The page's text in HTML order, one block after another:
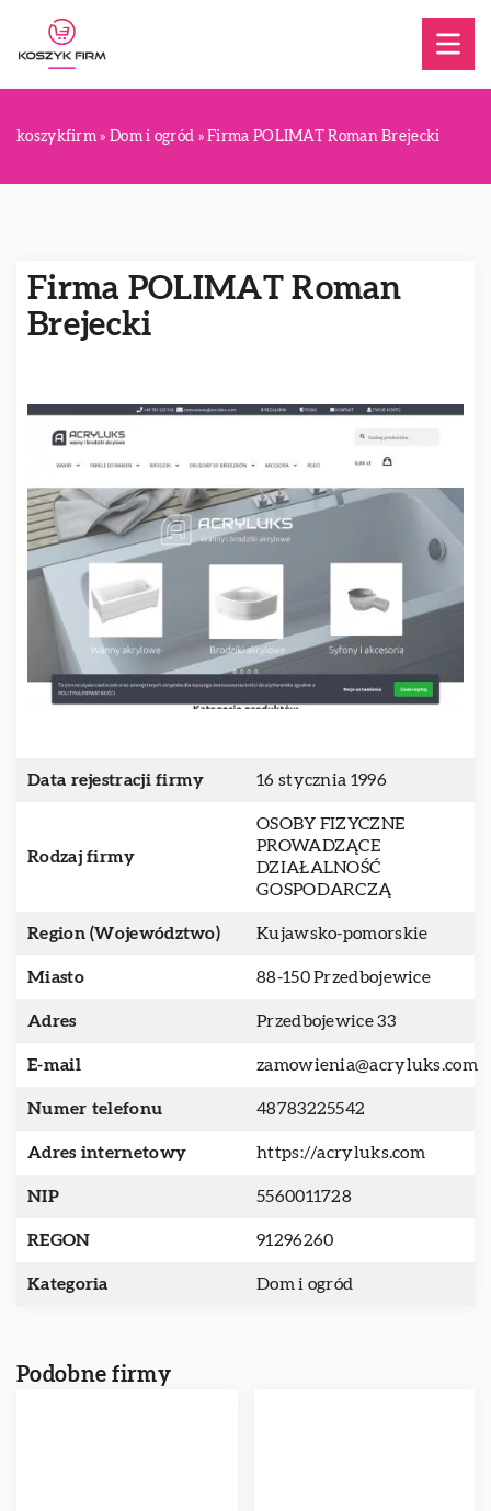
koszykfirm » Dom i ogród »Firma POLIMAT Roman Brejecki
Firma POLIMAT Roman
Brejecki
Data rejestracji firmy 16 stycznia 1996
Rodzaj firmy
OSOBY FIZYCZNE
PROWADZĄCE
DZIAŁALNOŚĆ
GOSPODARCZĄ
Region (Województwo) Kujawsko-pomorskie
Miasto 88-150 Przedbojewice
Adres Przedbojewice 33
E-mail zamowienia@acryluks.com
Numer telefonu 48783225542
Adres internetowy https://acryluks.com
NIP 5560011728
REGON 91296260
Kategoria Dom i ogród
Podobne firmy